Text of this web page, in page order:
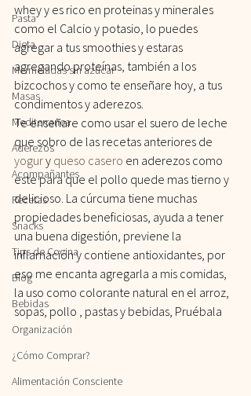
Pasta
Dieta
Mermeladas sin azúcar
Masas
Mediterranea
Aderezos
Acompañantes
Recetas
Snacks
Tips de Cocina
Blog
Bebidas
Organización
¿Cómo Comprar?
Alimentación Consciente
whey y es rico en proteinas y minerales
como el Calcio y potasio, lo puedes
agregar a tus smoothies y estaras
agregando proteínas, también a los
bizcochos y como te enseñare hoy, a tus
condimentos y aderezos.
Te enseñare como usar el suero de leche
que sobro de las recetas anteriores de
yogur y queso casero en aderezos como
este para que el pollo quede mas tierno y
delicioso. La cúrcuma tiene muchas
propiedades beneficiosas, ayuda a tener
una buena digestión, previene la
inflamación y contiene antioxidantes, por
eso me encanta agregarla a mis comidas,
la uso como colorante natural en el arroz,
sopas, pollo , pastas y bebidas, Pruébala